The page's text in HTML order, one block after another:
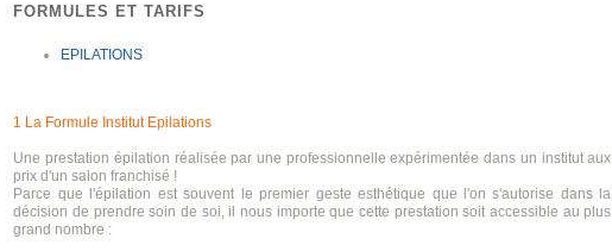
FORMULES ET TARIFS
EPILATIONS
1 La Formule Institut Epilations
Une prestation épilation réalisée par une professionnelle expérimentée dans un institut aux
prix d'un salon franchisé !
Parce que l'épilation est souvent le premier geste esthétique que l'on s'autorise dans la
décision de prendre soin de soi, il nous importe que cette prestation soit accessible au plus
grand nombre :